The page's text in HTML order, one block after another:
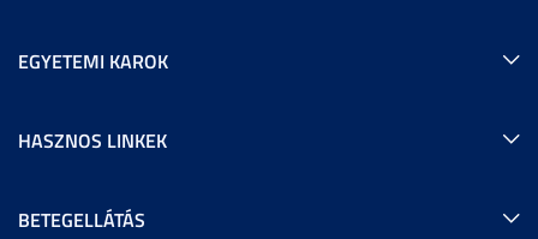
EGYETEMI KAROK
HASZNOS LINKEK
BETEGELLÁTÁS